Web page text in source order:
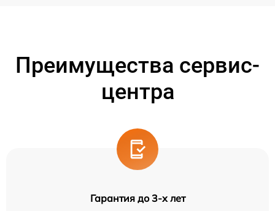
Преимущества сервис-
центра
Гарантия до 3-х лет